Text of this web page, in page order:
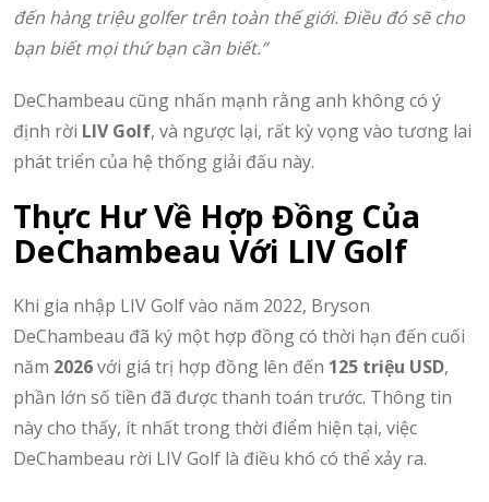
đến hàng triệu golfer trên toàn thế giới. Điều đó sẽ cho
bạn biết mọi thứ bạn cần biết.”
DeChambeau cũng nhấn mạnh rằng anh không có ý
định rời LIV Golf, và ngược lại, rất kỳ vọng vào tương lai
phát triển của hệ thống giải đấu này.
Thực Hư Về Hợp Đồng Của
DeChambeau Với LIV Golf
Khi gia nhập LIV Golf vào năm 2022, Bryson
DeChambeau đã ký một hợp đồng có thời hạn đến cuối
năm 2026với giá trị hợp đồng lên đến 125 triệu USD,
phần lớn số tiền đã được thanh toán trước. Thông tin
này cho thấy, ít nhất trong thời điểm hiện tại, việc
DeChambeau rời LIV Golf là điều khó có thể xảy ra.